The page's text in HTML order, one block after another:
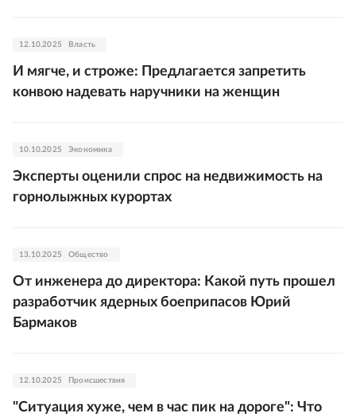
12.10.2025 Власть
И мягче, и строже: Предлагается запретить
конвою надевать наручники на женщин
10.10.2025 Экономика
Эксперты оценили спрос на недвижимость на
горнолыжных курортах
13.10.2025 Общество
От инженера до директора: Какой путь прошел
разработчик ядерных боеприпасов Юрий
Бармаков
12.10.2025 Происшествия
"Ситуация хуже, чем в час пик на дороге": Что